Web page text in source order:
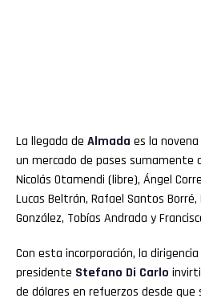
La llegada de Almada es la
un mercado de pases sumamente
Nicolás Otamendi (libre), Ángel
Lucas Beltrán, Rafael Santos
González, Tobías Andrada y
Con esta incorporación, la
presidente Stefano Di Carlo
de dólares en refuerzos desde que